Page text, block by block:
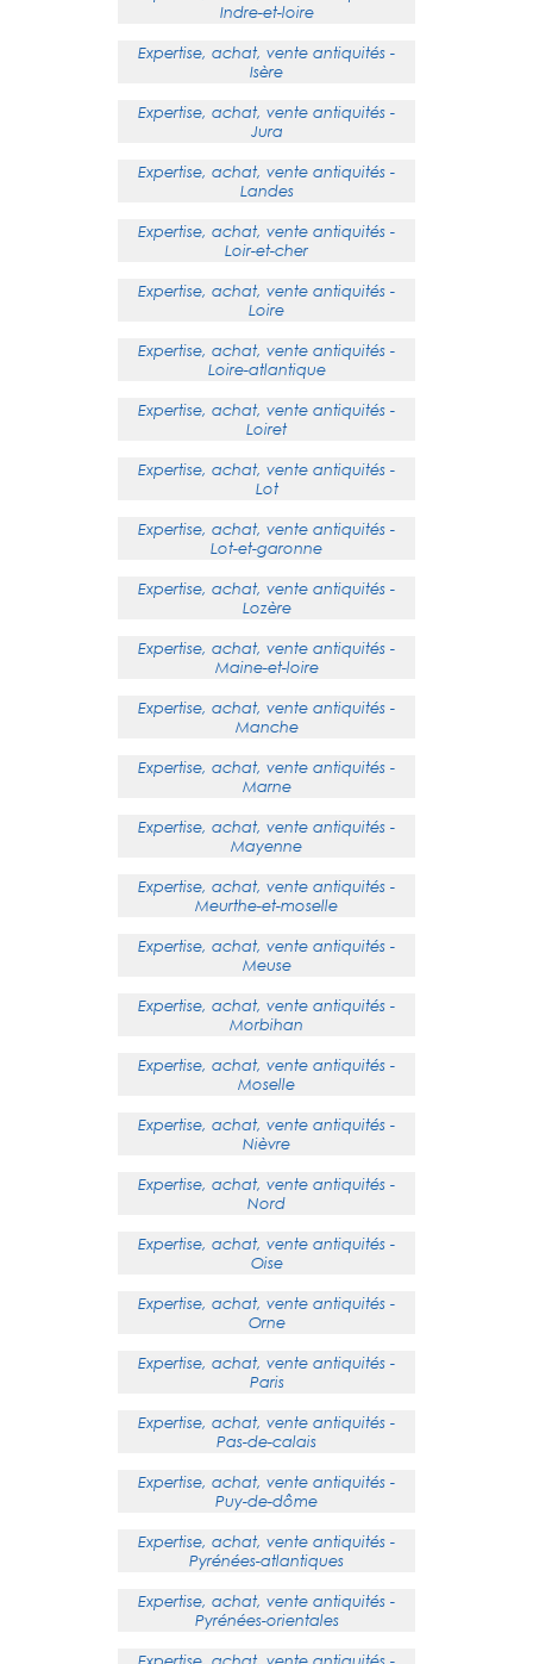
Indre-et-loire
Expertise, achat, vente antiquités -
Isère
Expertise, achat, vente antiquités -
Jura
Expertise, achat, vente antiquités -
Landes
Expertise, achat, vente antiquités -
Loir-et-cher
Expertise, achat, vente antiquités -
Loire
Expertise, achat, vente antiquités -
Loire-atlantique
Expertise, achat, vente antiquités -
Loiret
Expertise, achat, vente antiquités -
Lot
Expertise, achat, vente antiquités -
Lot-et-garonne
Expertise, achat, vente antiquités -
Lozère
Expertise, achat, vente antiquités -
Maine-et-loire
Expertise, achat, vente antiquités -
Manche
Expertise, achat, vente antiquités -
Marne
Expertise, achat, vente antiquités -
Mayenne
Expertise, achat, vente antiquités -
Meurthe-et-moselle
Expertise, achat, vente antiquités -
Meuse
Expertise, achat, vente antiquités -
Morbihan
Expertise, achat, vente antiquités -
Moselle
Expertise, achat, vente antiquités -
Nièvre
Expertise, achat, vente antiquités -
Nord
Expertise, achat, vente antiquités -
Oise
Expertise, achat, vente antiquités -
Orne
Expertise, achat, vente antiquités -
Paris
Expertise, achat, vente antiquités -
Pas-de-calais
Expertise, achat, vente antiquités -
Puy-de-dôme
Expertise, achat, vente antiquités -
Pyrénées-atlantiques
Expertise, achat, vente antiquités -
Pyrénées-orientales